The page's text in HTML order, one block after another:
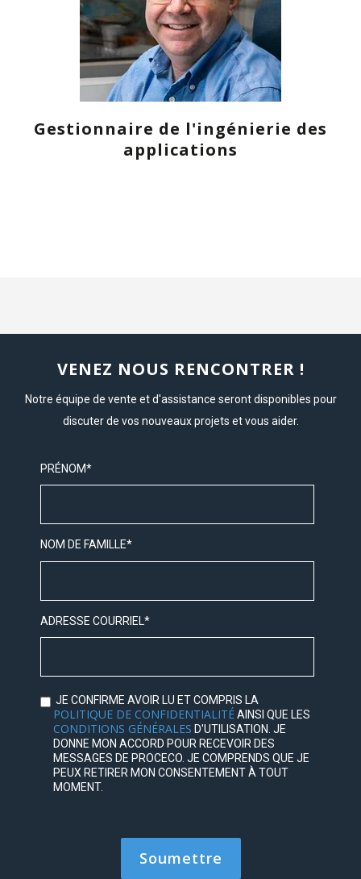
Gestionnaire de l'ingénierie des
applications
VENEZ NOUS RENCONTRER !
Notre équipe de vente et d'assistance seront disponibles pour
discuter de vos nouveaux projets et vous aider.
PRÉNOM*
NOM DE FAMILLE*
ADRESSE COURRIEL*
JE CONFIRME AVOIR LU ET COMPRIS LA
POLITIQUE DE CONFIDENTIALITÉAINSI QUE LES
CONDITIONS GÉNÉRALES D'UTILISATION. JE
DONNE MON ACCORD POUR RECEVOIR DES
MESSAGES DE PROCECO. JE COMPRENDS QUE JE
PEUX RETIRER MON CONSENTEMENT À TOUT
MOMENT.